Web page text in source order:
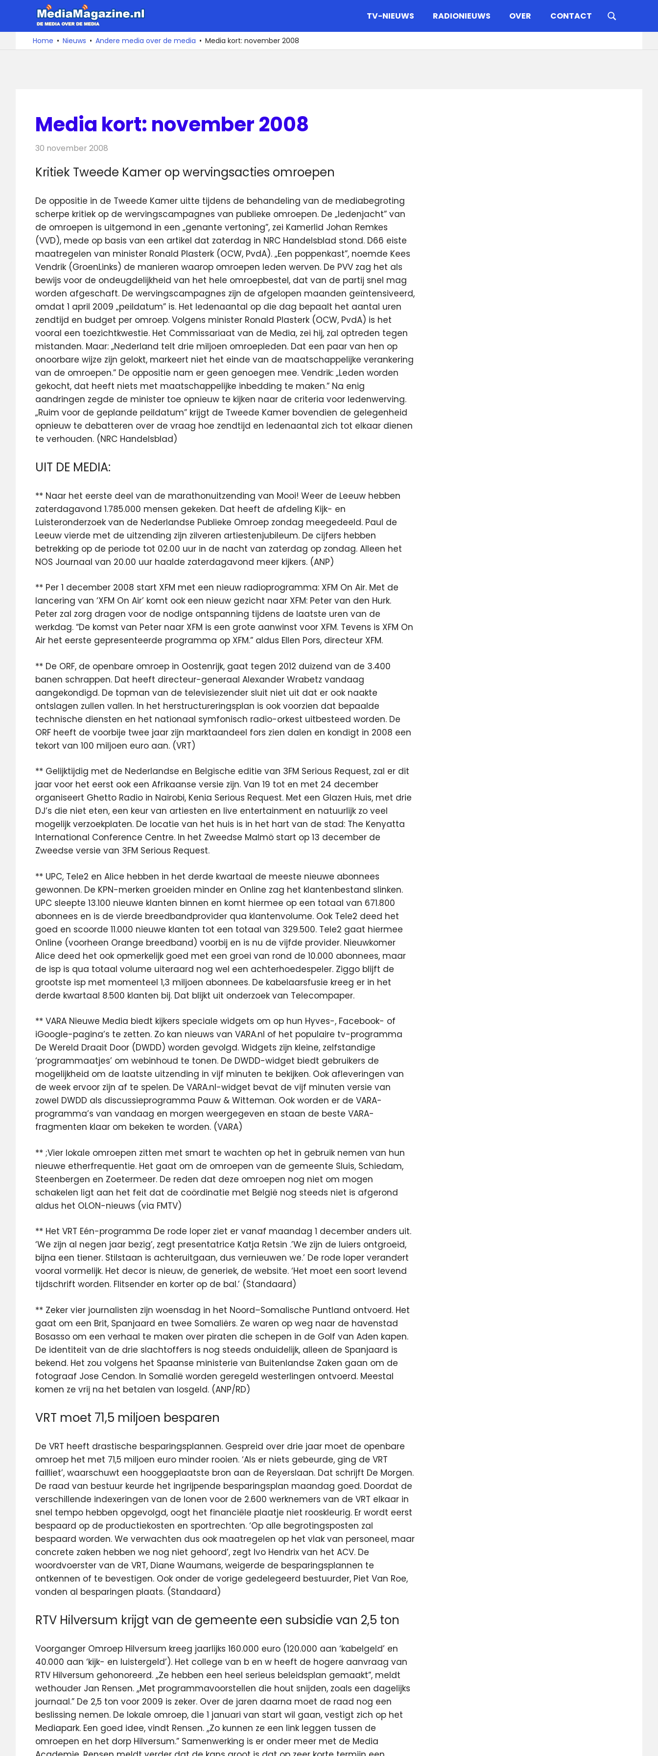
de
De
media
over
TV-NIEUWS RADIONIEUWS OVER CONTACT
Home Nieuws Andere media over de media Media kort: november 2008
Media kort: november 2008
30 november 2008
Kritiek Tweede Kamer op wervingsacties omroepen
De oppositie in de Tweede Kamer uitte tijdens de behandeling van de mediabegroting
scherpe kritiek op de wervingscampagnes van publieke omroepen. De „ledenjacht” van
de omroepen is uitgemond in een „genante vertoning”, zei Kamerlid Johan Remkes
(VVD), mede op basis van een artikel dat zaterdag in NRC Handelsblad stond. D66 eiste
maatregelen van minister Ronald Plasterk (OCW, PvdA). „Een poppenkast”, noemde Kees
Vendrik (GroenLinks) de manieren waarop omroepen leden werven. De PVV zag het als
bewijs voor de ondeugdelijkheid van het hele omroepbestel, dat van de partij snel mag
worden afgeschaft. De wervingscampagnes zijn de afgelopen maanden geïntensiveerd,
omdat 1 april 2009 „peildatum” is. Het ledenaantal op die dag bepaalt het aantal uren
zendtijd en budget per omroep. Volgens minister Ronald Plasterk (OCW, PvdA) is het
vooral een toezichtkwestie. Het Commissariaat van de Media, zei hij, zal optreden tegen
mistanden. Maar: „Nederland telt drie miljoen omroepleden. Dat een paar van hen op
onoorbare wijze zijn gelokt, markeert niet het einde van de maatschappelijke verankering
van de omroepen.” De oppositie nam er geen genoegen mee. Vendrik: „Leden worden
gekocht, dat heeft niets met maatschappelijke inbedding te maken.” Na enig
aandringen zegde de minister toe opnieuw te kijken naar de criteria voor ledenwerving.
„Ruim voor de geplande peildatum” krijgt de Tweede Kamer bovendien de gelegenheid
opnieuw te debatteren over de vraag hoe zendtijd en ledenaantal zich tot elkaar dienen
te verhouden. (NRC Handelsblad)
UIT DE MEDIA:
** Naar het eerste deel van de marathonuitzending van Mooi! Weer de Leeuw hebben
zaterdagavond 1.785.000 mensen gekeken. Dat heeft de afdeling Kijk- en
Luisteronderzoek van de Nederlandse Publieke Omroep zondag meegedeeld. Paul de
Leeuw vierde met de uitzending zijn zilveren artiestenjubileum. De cijfers hebben
betrekking op de periode tot 02.00 uur in de nacht van zaterdag op zondag. Alleen het
NOS Journaal van 20.00 uur haalde zaterdagavond meer kijkers. (ANP)
** Per 1 december 2008 start XFM met een nieuw radioprogramma: XFM On Air. Met de
lancering van ‘XFM On Air’ komt ook een nieuw gezicht naar XFM: Peter van den Hurk.
Peter zal zorg dragen voor de nodige ontspanning tijdens de laatste uren van de
werkdag. “De komst van Peter naar XFM is een grote aanwinst voor XFM. Tevens is XFM On
Air het eerste gepresenteerde programma op XFM.” aldus Ellen Pors, directeur XFM.
** De ORF, de openbare omroep in Oostenrijk, gaat tegen 2012 duizend van de 3.400
banen schrappen. Dat heeft directeur-generaal Alexander Wrabetz vandaag
aangekondigd. De topman van de televisiezender sluit niet uit dat er ook naakte
ontslagen zullen vallen. In het herstructureringsplan is ook voorzien dat bepaalde
technische diensten en het nationaal symfonisch radio-orkest uitbesteed worden. De
ORF heeft de voorbije twee jaar zijn marktaandeel fors zien dalen en kondigt in 2008 een
tekort van 100 miljoen euro aan. (VRT)
** Gelijktijdig met de Nederlandse en Belgische editie van 3FM Serious Request, zal er dit
jaar voor het eerst ook een Afrikaanse versie zijn. Van 19 tot en met 24 december
organiseert Ghetto Radio in Nairobi, Kenia Serious Request. Met een Glazen Huis, met drie
DJ’s die niet eten, een keur van artiesten en live entertainment en natuurlijk zo veel
mogelijk verzoekplaten. De locatie van het huis is in het hart van de stad: The Kenyatta
International Conference Centre. In het Zweedse Malmö start op 13 december de
Zweedse versie van 3FM Serious Request.
** UPC, Tele2 en Alice hebben in het derde kwartaal de meeste nieuwe abonnees
gewonnen. De KPN-merken groeiden minder en Online zag het klantenbestand slinken.
UPC sleepte 13.100 nieuwe klanten binnen en komt hiermee op een totaal van 671.800
abonnees en is de vierde breedbandprovider qua klantenvolume. Ook Tele2 deed het
goed en scoorde 11.000 nieuwe klanten tot een totaal van 329.500. Tele2 gaat hiermee
Online (voorheen Orange breedband) voorbij en is nu de vijfde provider. Nieuwkomer
Alice deed het ook opmerkelijk goed met een groei van rond de 10.000 abonnees, maar
de isp is qua totaal volume uiteraard nog wel een achterhoedespeler. Ziggo blijft de
grootste isp met momenteel 1,3 miljoen abonnees. De kabelaarsfusie kreeg er in het
derde kwartaal 8.500 klanten bij. Dat blijkt uit onderzoek van Telecompaper.
** VARA Nieuwe Media biedt kijkers speciale widgets om op hun Hyves-, Facebook- of
iGoogle-pagina’s te zetten. Zo kan nieuws van VARA.nl of het populaire tv-programma
De Wereld Draait Door (DWDD) worden gevolgd. Widgets zijn kleine, zelfstandige
‘programmaatjes’ om webinhoud te tonen. De DWDD-widget biedt gebruikers de
mogelijkheid om de laatste uitzending in vijf minuten te bekijken. Ook afleveringen van
de week ervoor zijn af te spelen. De VARA.nl-widget bevat de vijf minuten versie van
zowel DWDD als discussieprogramma Pauw & Witteman. Ook worden er de VARA-
programma’s van vandaag en morgen weergegeven en staan de beste VARA-
fragmenten klaar om bekeken te worden. (VARA)
** ;Vier lokale omroepen zitten met smart te wachten op het in gebruik nemen van hun
nieuwe etherfrequentie. Het gaat om de omroepen van de gemeente Sluis, Schiedam,
Steenbergen en Zoetermeer. De reden dat deze omroepen nog niet om mogen
schakelen ligt aan het feit dat de coördinatie met België nog steeds niet is afgerond
aldus het OLON-nieuws (via FMTV)
** Het VRT Eén-programma De rode loper ziet er vanaf maandag 1 december anders uit.
‘We zijn al negen jaar bezig’, zegt presentatrice Katja Retsin .’We zijn de luiers ontgroeid,
bijna een tiener. Stilstaan is achteruitgaan, dus vernieuwen we.’ De rode loper verandert
vooral vormelijk. Het decor is nieuw, de generiek, de website. ‘Het moet een soort levend
tijdschrift worden. Flitsender en korter op de bal.’ (Standaard)
** Zeker vier journalisten zijn woensdag in het Noord–Somalische Puntland ontvoerd. Het
gaat om een Brit, Spanjaard en twee Somaliërs. Ze waren op weg naar de havenstad
Bosasso om een verhaal te maken over piraten die schepen in de Golf van Aden kapen.
De identiteit van de drie slachtoffers is nog steeds onduidelijk, alleen de Spanjaard is
bekend. Het zou volgens het Spaanse ministerie van Buitenlandse Zaken gaan om de
fotograaf Jose Cendon. In Somalië worden geregeld westerlingen ontvoerd. Meestal
komen ze vrij na het betalen van losgeld. (ANP/RD)
VRT moet 71,5 miljoen besparen
De VRT heeft drastische besparingsplannen. Gespreid over drie jaar moet de openbare
omroep het met 71,5 miljoen euro minder rooien. ‘Als er niets gebeurde, ging de VRT
failliet’, waarschuwt een hooggeplaatste bron aan de Reyerslaan. Dat schrijft De Morgen.
De raad van bestuur keurde het ingrijpende besparingsplan maandag goed. Doordat de
verschillende indexeringen van de lonen voor de 2.600 werknemers van de VRT elkaar in
snel tempo hebben opgevolgd, oogt het financiële plaatje niet rooskleurig. Er wordt eerst
bespaard op de productiekosten en sportrechten. ‘Op alle begrotingsposten zal
bespaard worden. We verwachten dus ook maatregelen op het vlak van personeel, maar
concrete zaken hebben we nog niet gehoord’, zegt Ivo Hendrix van het ACV. De
woordvoerster van de VRT, Diane Waumans, weigerde de besparingsplannen te
ontkennen of te bevestigen. Ook onder de vorige gedelegeerd bestuurder, Piet Van Roe,
vonden al besparingen plaats. (Standaard)
RTV Hilversum krijgt van de gemeente een subsidie van 2,5 ton
Voorganger Omroep Hilversum kreeg jaarlijks 160.000 euro (120.000 aan ‘kabelgeld’ en
40.000 aan ‘kijk- en luistergeld’). Het college van b en w heeft de hogere aanvraag van
RTV Hilversum gehonoreerd. ,,Ze hebben een heel serieus beleidsplan gemaakt”, meldt
wethouder Jan Rensen. ,,Met programmavoorstellen die hout snijden, zoals een dagelijks
journaal.” De 2,5 ton voor 2009 is zeker. Over de jaren daarna moet de raad nog een
beslissing nemen. De lokale omroep, die 1 januari van start wil gaan, vestigt zich op het
Mediapark. Een goed idee, vindt Rensen. ,,Zo kunnen ze een link leggen tussen de
omroepen en het dorp Hilversum.” Samenwerking is er onder meer met de Media